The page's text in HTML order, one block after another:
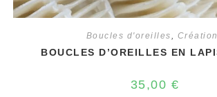
Boucles d'oreilles,
BOUCLES D’OREILLES EN
35,00 €